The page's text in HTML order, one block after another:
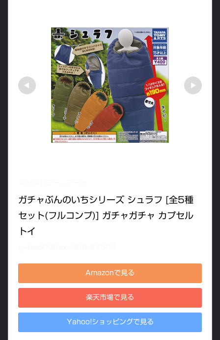
ガチャぶんのいちシリーズ シュラフ [全5種
セット(フルコンプ)] ガチャガチャ カプセル
トイ
Amazonで見る
楽天市場で見る
Yahoo!ショッピングで見る